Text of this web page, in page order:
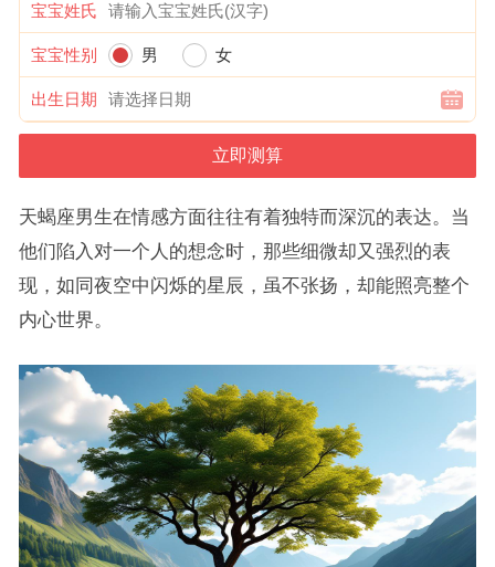
宝宝姓氏
宝宝性别 男 女
出生日期
天蝎座男生在情感方面往往有着独特而深沉的表达。当
他们陷入对一个人的想念时，那些细微却又强烈的表
现，如同夜空中闪烁的星辰，虽不张扬，却能照亮整个
内心世界。